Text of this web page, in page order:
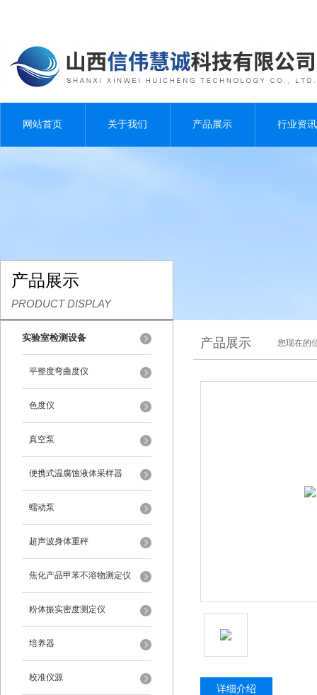
网站首页 关于我们 产品展示 行业资讯
产品展示
PRODUCT DISPLAY
实验室检测设备
平整度弯曲度仪
色度仪
真空泵
便携式温腐蚀液体采样器
蠕动泵
超声波身体重秤
焦化产品甲苯不溶物测定仪
粉体振实密度测定仪
培养器
校准仪源
产品展示 您现在的
详细介绍